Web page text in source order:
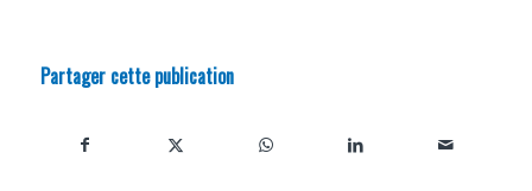
Partager cette publication